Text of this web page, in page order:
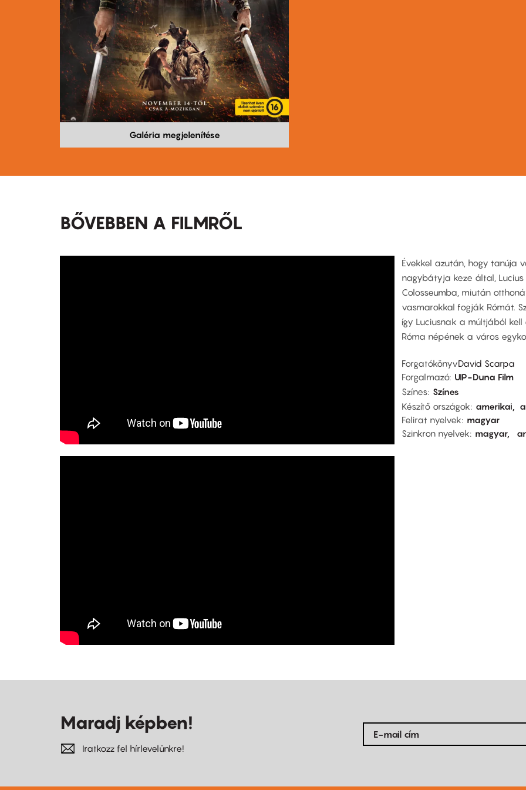
Galéria megjelenítése
BŐVEBBEN A FILMRŐL
Évekkel azután, hogy tanúja
nagybátyja keze által, Lucius
Colosseumba, miután
vasmarokkal fogják Rómát.
így Luciusnak a múltjából
Róma népének a város
ForgatókönyvDavid Scarpa
Forgalmazó UIP-Duna Film
Színes Színes
Készítő országok
amerikai
Felirat nyelvek
magyar
Szinkron nyelvek
magyar
Maradj képben!
Iratkozz fel hírlevelünkre!